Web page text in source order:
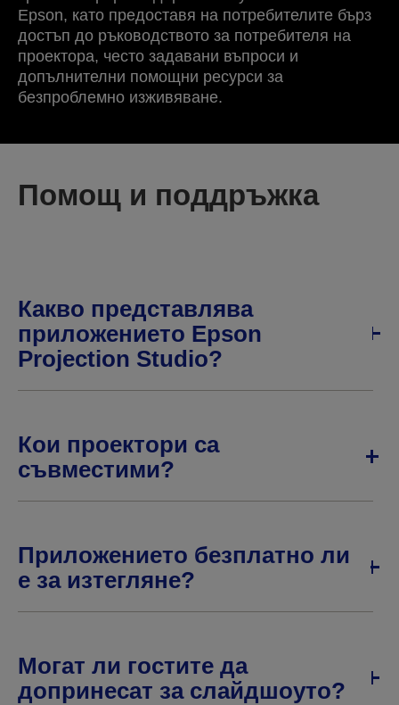
Epson, като предоставя на потребителите бърз
достъп до ръководството за потребителя на
проектора, често задавани въпроси и
допълнителни помощни ресурси за
безпроблемно изживяване.
Помощ и поддръжка
Какво представлява
приложението Epson
Projection Studio?
Кои проектори са
съвместими?
Приложението безплатно ли
е за изтегляне?
Могат ли гостите да
допринесат за слайдшоуто?